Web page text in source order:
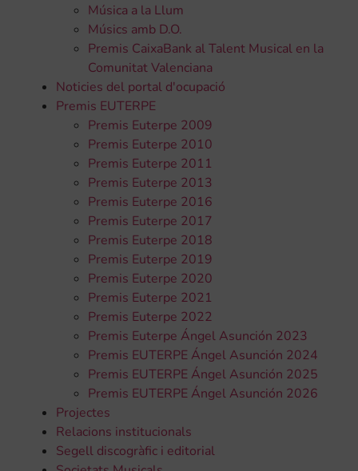
Música a la Llum
Músics amb D.O.
Premis CaixaBank al Talent Musical en la
Comunitat Valenciana
Noticies del portal d'ocupació
Premis EUTERPE
Premis Euterpe 2009
Premis Euterpe 2010
Premis Euterpe 2011
Premis Euterpe 2013
Premis Euterpe 2016
Premis Euterpe 2017
Premis Euterpe 2018
Premis Euterpe 2019
Premis Euterpe 2020
Premis Euterpe 2021
Premis Euterpe 2022
Premis Euterpe Ángel Asunción 2023
Premis EUTERPE Ángel Asunción 2024
Premis EUTERPE Ángel Asunción 2025
Premis EUTERPE Ángel Asunción 2026
Projectes
Relacions institucionals
Segell discogràfic i editorial